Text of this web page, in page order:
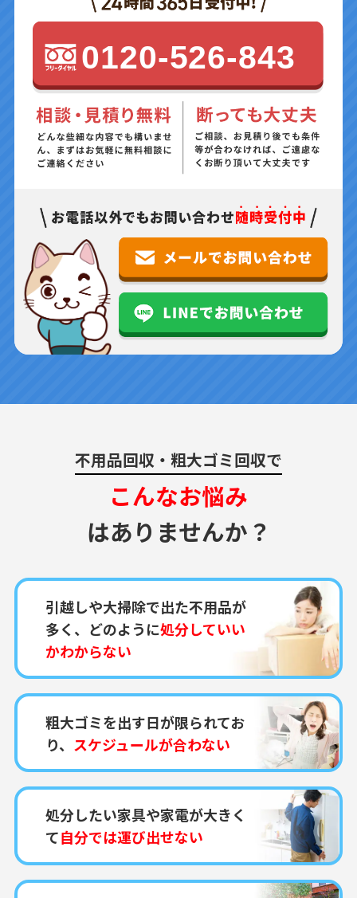
0120-526-843
不用品回収・粗大ゴミ回収で
こんなお悩み
はありませんか？
引越しや大掃除で出た不用品が
多く、どのように処分していい
かわからない
粗大ゴミを出す日が限られてお
り、 スケジュールが合わない
処分したい家具や家電が大きく
て自分では運び出せない